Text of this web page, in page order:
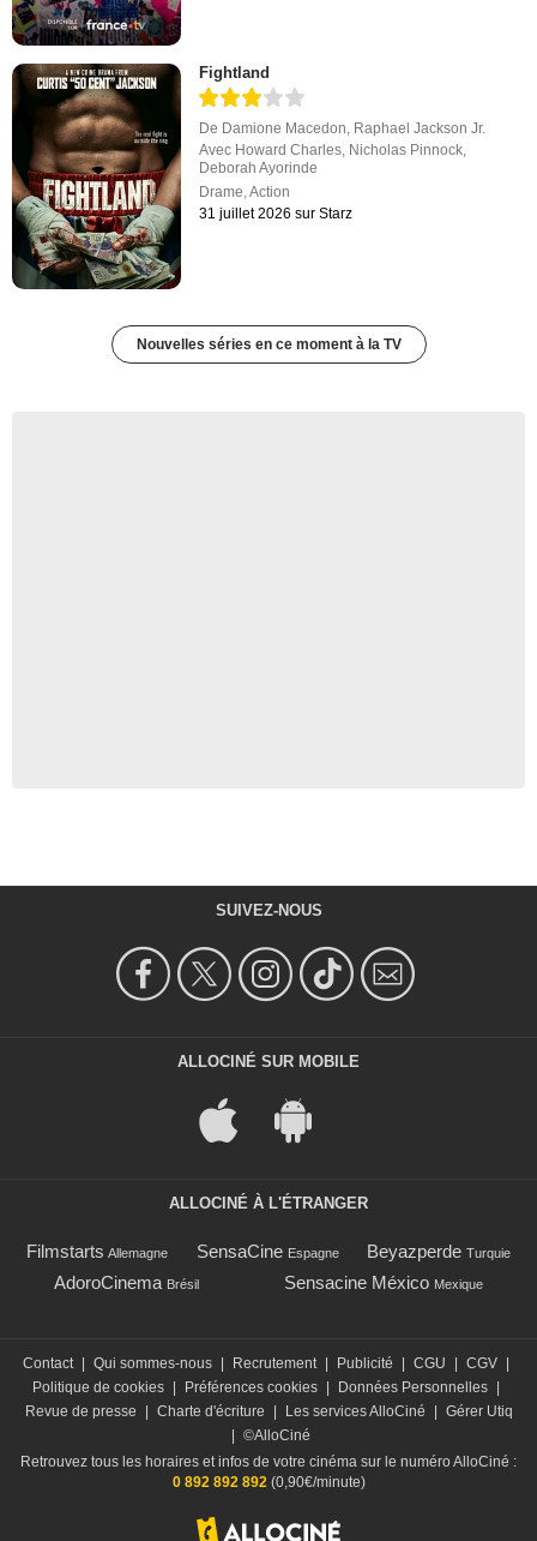
Fightland
De Damione Macedon Raphael Jackson Jr.
Avec Howard Charles Nicholas Pinnock
Deborah Ayorinde
Drame ,Action
31 juillet 2026 sur Starz
Nouvelles séries en ce moment à la TV
SUIVEZ-NOUS
ALLOCINÉ SUR MOBILE
ALLOCINÉ À L'ÉTRANGER
Filmstarts Allemagne SensaCine Espagne Beyazperde Turquie
AdoroCinema Brésil Sensacine México Mexique
Contact Qui sommes-nous Recrutement Publicité CGU CGV
Politique de cookies
Préférences cookies Données Personnelles
Revue de presse
Charte d'écriture Les services AlloCiné
Gérer Utiq
©AlloCiné
Retrouvez tous les horaires et infos de votre cinéma sur le numéro AlloCiné :
0 892 892 892(0,90€/minute)